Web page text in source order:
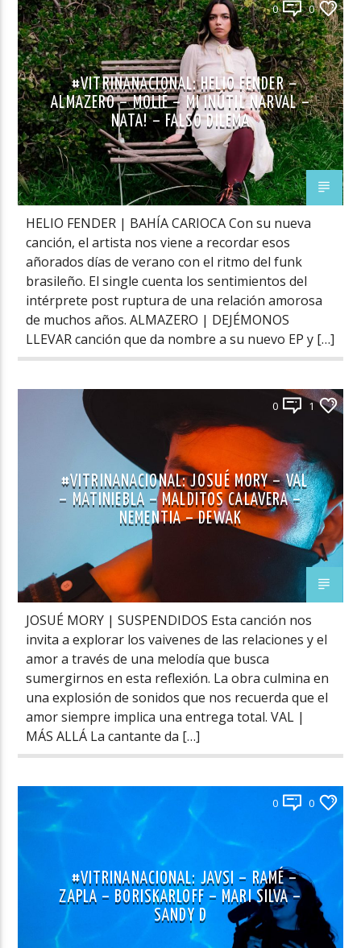
0 0
#VITRINANACIONAL: HELIO FENDER –
ALMAZERO – MOLIÉ – MI INÚTIL NARVAL –
NATA! – FALSO DILEMA
HELIO FENDER | BAHÍA CARIOCA Con su nueva
canción, el artista nos viene a recordar esos
añorados días de verano con el ritmo del funk
brasileño. El single cuenta los sentimientos del
intérprete post ruptura de una relación amorosa
de muchos años. ALMAZERO | DEJÉMONOS
LLEVAR canción que da nombre a su nuevo EP y […]
0 1
#VITRINANACIONAL: JOSUÉ MORY – VAL
– MATINIEBLA – MALDITOS CALAVERA –
NEMENTIA – DEWAK
JOSUÉ MORY | SUSPENDIDOS Esta canción nos
invita a explorar los vaivenes de las relaciones y el
amor a través de una melodía que busca
sumergirnos en esta reflexión. La obra culmina en
una explosión de sonidos que nos recuerda que el
amor siempre implica una entrega total. VAL |
MÁS ALLÁ La cantante da […]
0 0
#VITRINANACIONAL: JAVSI – RAMÉ –
ZAPLA – BORISKARLOFF – MARI SILVA –
SANDY D